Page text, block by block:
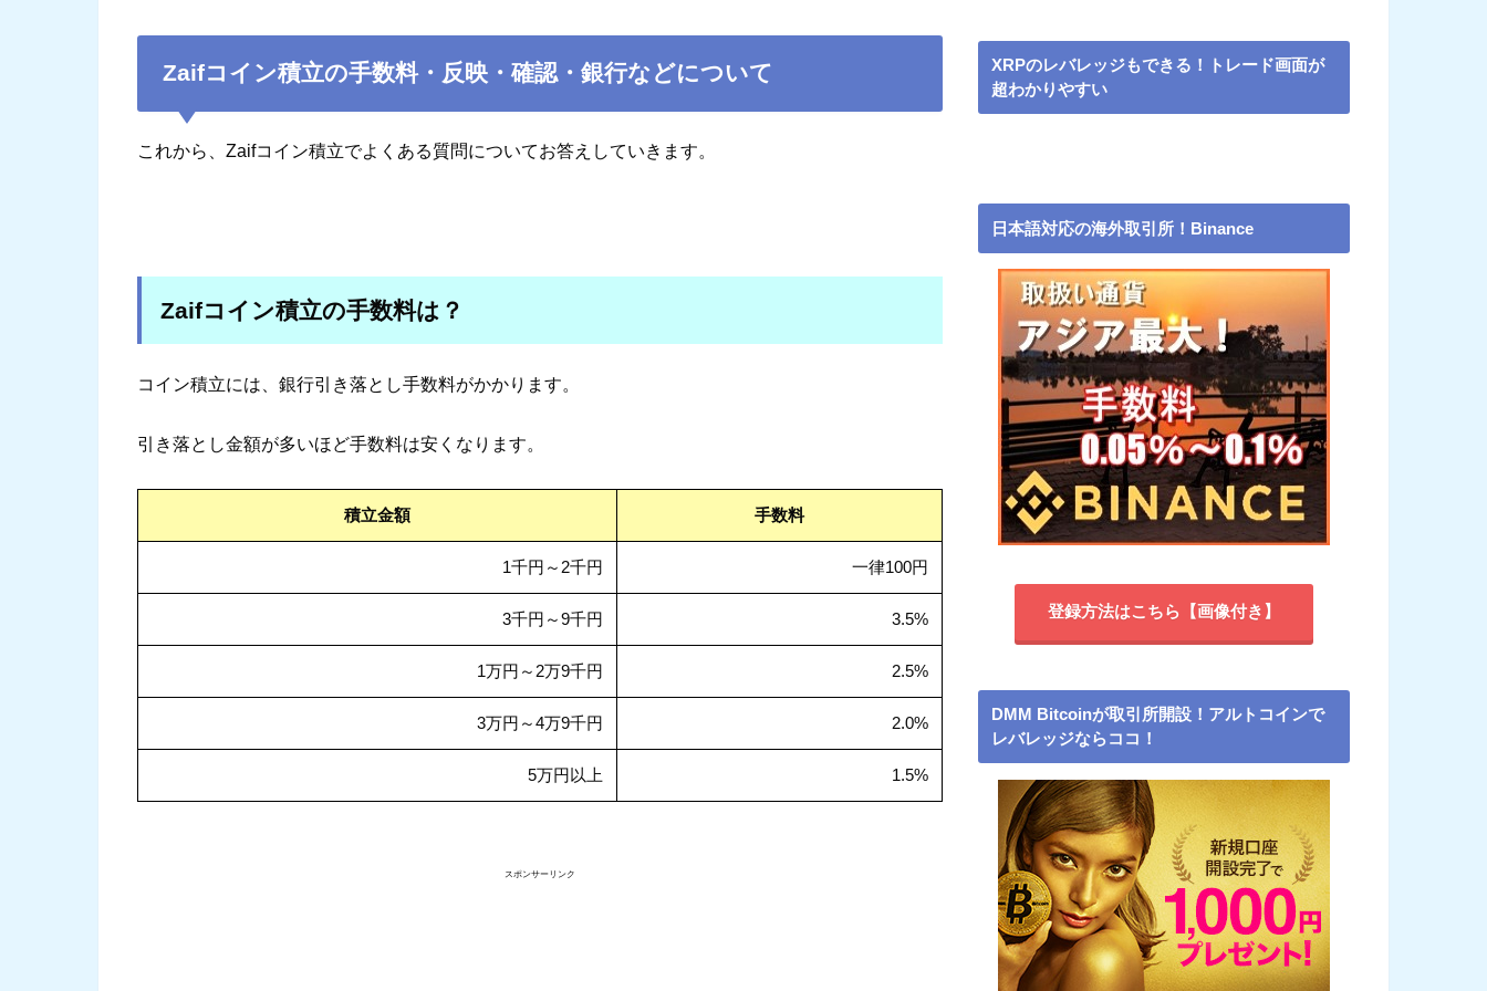
Zaifコイン積立の手数料・反映・確認・銀行などについて
これから、Zaifコイン積立でよくある質問についてお答えしていきます。
Zaifコイン積立の手数料は？
コイン積立には、銀行引き落とし手数料がかかります。
引き落とし金額が多いほど手数料は安くなります。
積立金額 手数料
1千円～2千円 一律100円
3千円～9千円 3.5%
1万円～2万9千円 2.5%
3万円～4万9千円 2.0%
5万円以上 1.5%
スポンサーリンク
XRPのレバレッジもできる！トレード画面が
超わかりやすい
日本語対応の海外取引所！Binance
登録方法はこちら【画像付き】
DMM Bitcoinが取引所開設！アルトコインで
レバレッジならココ！